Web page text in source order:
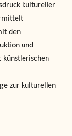
kultureller
den
und
künstlerischen
zur kulturellen